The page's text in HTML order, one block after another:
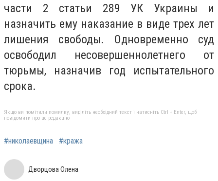
части 2 статьи 289 УК Украины и
назначить ему наказание в виде трех лет
лишения свободы. Одновременно суд
освободил несовершеннолетнего от
тюрьмы, назначив год испытательного
срока.
Якщо ви помітили помилку, виділіть необхідний текст і натисніть Ctrl + Enter, щоб
повідомити про це редакцію
#николаевщина #кража
Дворцова Олена